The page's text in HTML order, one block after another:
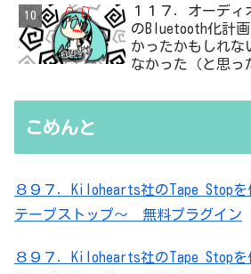
１１７．オーデ
のBluetooth化計
かったかもしれな
なかった（と思っ
無駄を重ねた結論
こめんと
８９７．Kilohearts社のTape Stop
テープストップ～ 無料プラグイン
８９７．Kilohearts社のTape Stop